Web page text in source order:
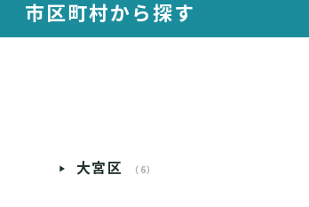
市区町村から探す
大宮区 （6）